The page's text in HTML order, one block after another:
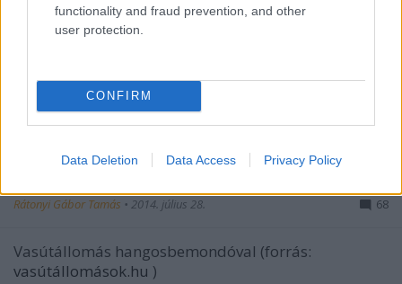
functionality and fraud prevention, and other
user protection.
CONFIRM
Data Deletion Data Access Privacy Policy
Tudtad, hogy a buszokon a Bőrönd
Ödön dallama a BKV-szignál? Na és
hogy a MÁV dallama honnan van? Itt
Rátonyi Gábor Tamás • 2014. július 28. 68
Vasútállomás hangosbemondóval (forrás:
vasútállomások.hu )